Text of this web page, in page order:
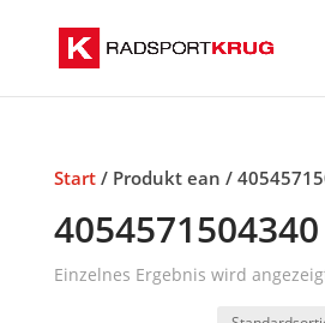
Start/ Produkt ean /
4054571504340
Einzelnes Ergebnis wird